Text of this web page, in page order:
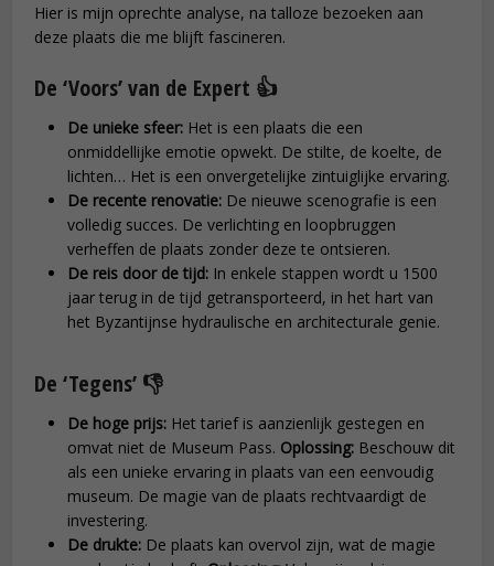
Hier is mijn oprechte analyse, na talloze bezoeken aan
deze plaats die me blijft fascineren.
De ‘Voors’ van de Expert 👍
De unieke sfeer: Het is een plaats die een
onmiddellijke emotie opwekt. De stilte, de koelte, de
lichten… Het is een onvergetelijke zintuiglijke ervaring.
De recente renovatie: De nieuwe scenografie is een
volledig succes. De verlichting en loopbruggen
verheffen de plaats zonder deze te ontsieren.
De reis door de tijd: In enkele stappen wordt u 1500
jaar terug in de tijd getransporteerd, in het hart van
het Byzantijnse hydraulische en architecturale genie.
De ‘Tegens’ 👎
De hoge prijs: Het tarief is aanzienlijk gestegen en
omvat niet de Museum Pass. Oplossing: Beschouw dit
als een unieke ervaring in plaats van een eenvoudig
museum. De magie van de plaats rechtvaardigt de
investering.
De drukte: De plaats kan overvol zijn, wat de magie